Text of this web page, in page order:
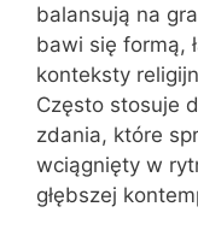
balansują na
bawi się formą,
konteksty
Często stosuje
zdania, które
wciągnięty w
głębszej